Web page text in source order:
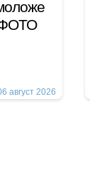
ФОТО
август 2026